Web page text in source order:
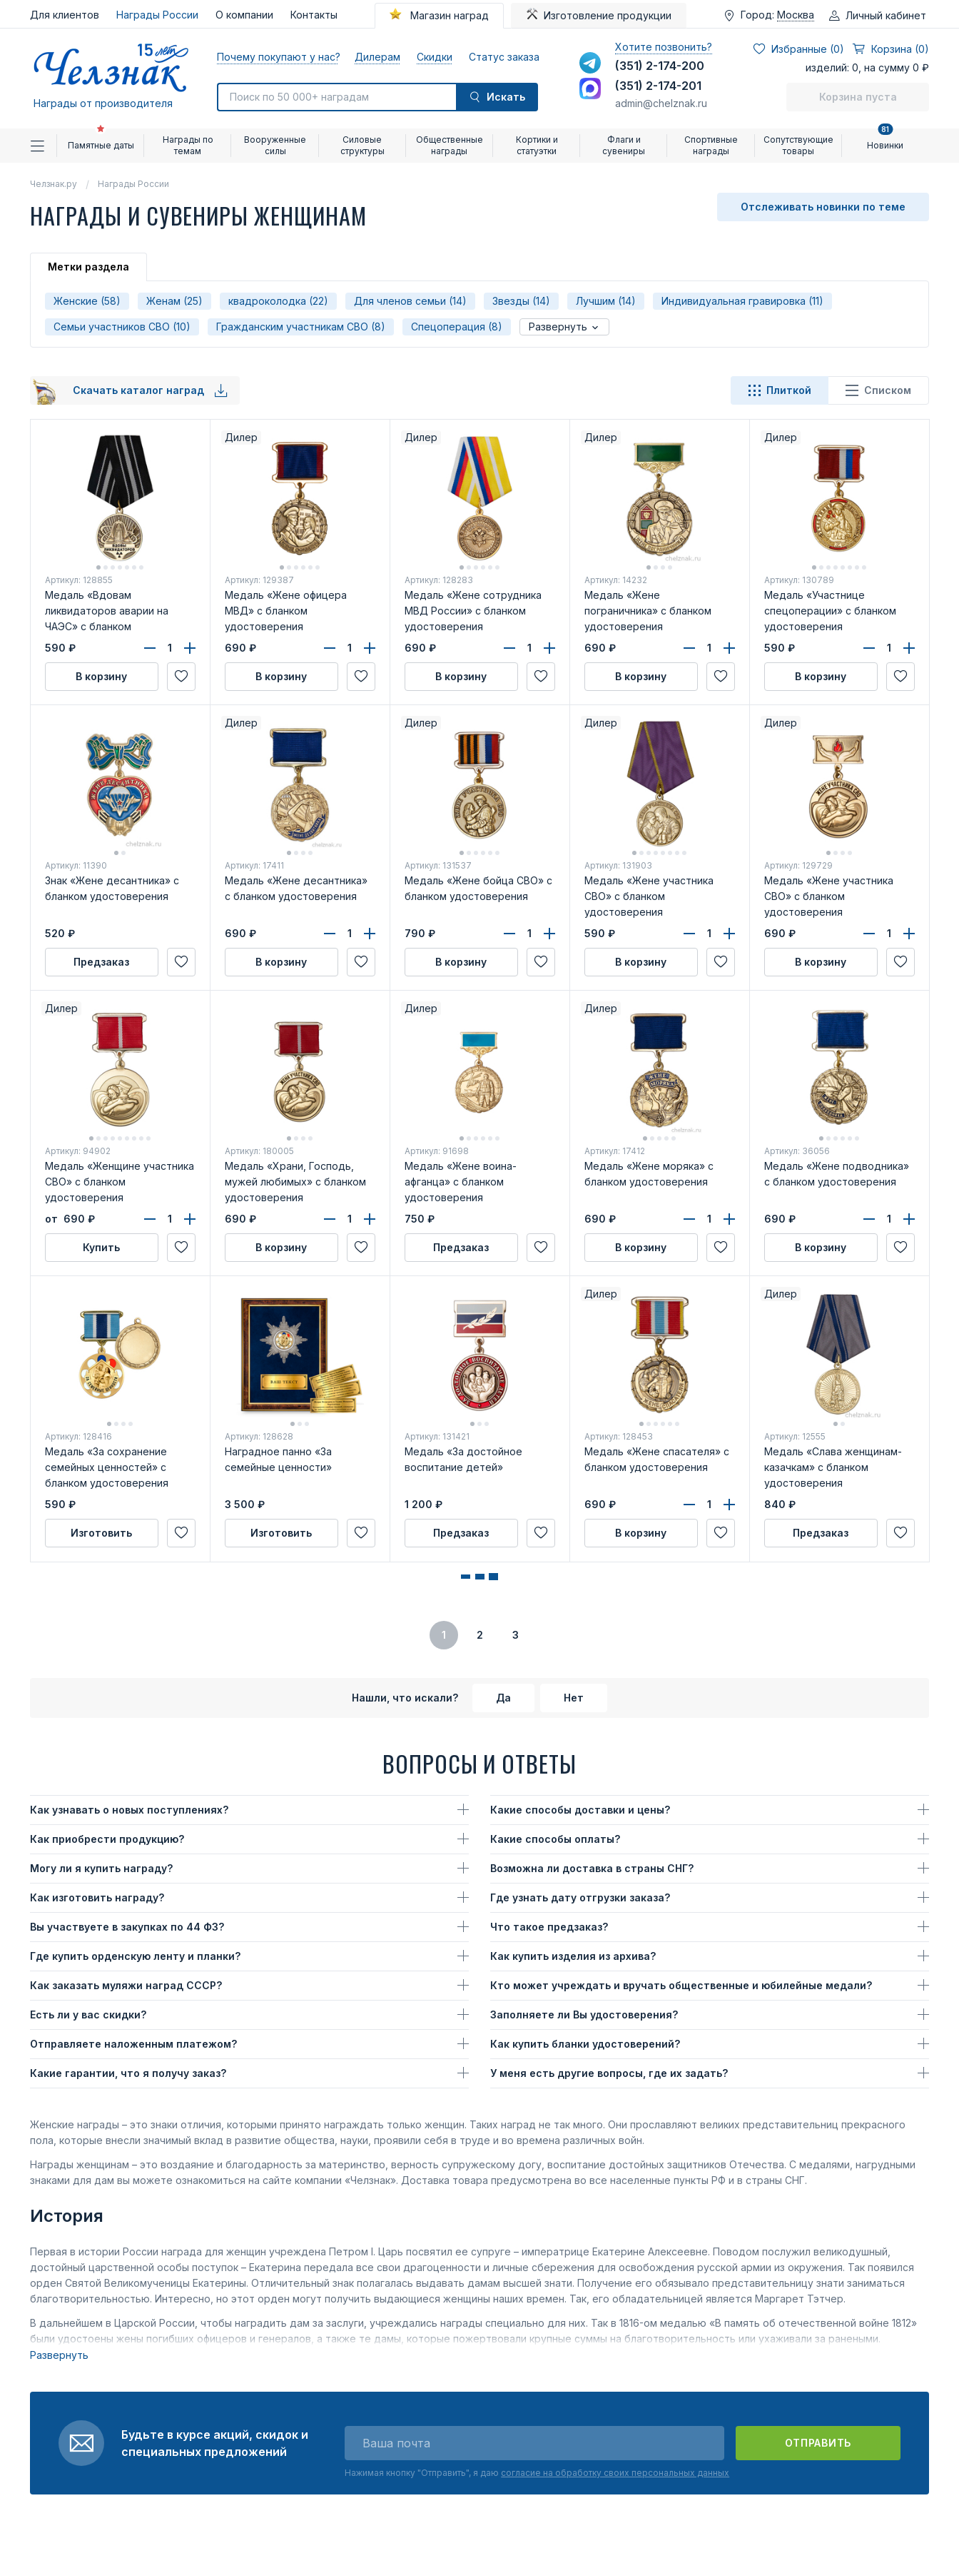
Для клиентов Награды России О компании Контакты Магазин наград Изготовление продукции Город: Москва Личный кабинет
Награды от производителя
Почему покупают у нас? Дилерам Скидки Статус заказа
Искать
Хотите позвонить?
(351) 2-174-200
(351) 2-174-201
admin@chelznak.ru
Избранные (0)
Корзина (0)
изделий: 0, на сумму 0 ₽
Корзина пуста
Памятные даты
Награды по
темам
Вооруженные
силы
Силовые
структуры
Общественные
награды
Кортики и
статуэтки
Флаги и
сувениры
Спортивные
награды
Сопутствующие
товары
Новинки
81
Челзнак.ру Награды России
НАГРАДЫ И СУВЕНИРЫ ЖЕНЩИНАМ Отслеживать новинки по теме
Метки раздела
Женские (58) Женам (25) квадроколодка (22) Для членов семьи (14) Звезды (14) Лучшим (14) Индивидуальная гравировка (11)
Семьи участников СВО (10) Гражданским участникам СВО (8) Спецоперация (8) Развернуть
Скачать каталог наград Плиткой Списком
Артикул: 128855
Медаль «Вдовам
ликвидаторов аварии на
ЧАЭС» с бланком
удостоверения
590 ₽
В корзину
Дилер
Артикул: 129387
Медаль «Жене офицера
МВД» с бланком
удостоверения
690 ₽
В корзину
Дилер
Артикул: 128283
Медаль «Жене сотрудника
МВД России» с бланком
удостоверения
690 ₽
В корзину
Дилер
Артикул: 14232
Медаль «Жене
пограничника» с бланком
удостоверения
690 ₽
В корзину
Дилер
Артикул: 130789
Медаль «Участнице
спецоперации» с бланком
удостоверения
590 ₽
В корзину
Артикул: 11390
Знак «Жене десантника» с
бланком удостоверения
520 ₽
Предзаказ
Дилер
Артикул: 17411
Медаль «Жене десантника»
с бланком удостоверения
690 ₽
В корзину
Дилер
Артикул: 131537
Медаль «Жене бойца СВО» с
бланком удостоверения
790 ₽
В корзину
Дилер
Артикул: 131903
Медаль «Жене участника
СВО» с бланком
удостоверения
590 ₽
В корзину
Дилер
Артикул: 129729
Медаль «Жене участника
СВО» с бланком
удостоверения
690 ₽
В корзину
Дилер
Артикул: 94902
Медаль «Женщине участника
СВО» с бланком
удостоверения
от 690 ₽
Купить
Артикул: 180005
Медаль «Храни, Господь,
мужей любимых» с бланком
удостоверения
690 ₽
В корзину
Дилер
Артикул: 91698
Медаль «Жене воина-
афганца» с бланком
удостоверения
750 ₽
Предзаказ
Дилер
Артикул: 17412
Медаль «Жене моряка» с
бланком удостоверения
690 ₽
В корзину
Артикул: 36056
Медаль «Жене подводника»
с бланком удостоверения
690 ₽
В корзину
Артикул: 128416
Медаль «За сохранение
семейных ценностей» с
бланком удостоверения
590 ₽
Изготовить
Артикул: 128628
Наградное панно «За
семейные ценности»
3 500 ₽
Изготовить
Артикул: 131421
Медаль «За достойное
воспитание детей»
1 200 ₽
Предзаказ
Дилер
Артикул: 128453
Медаль «Жене спасателя» с
бланком удостоверения
690 ₽
В корзину
Дилер
Артикул: 12555
Медаль «Слава женщинам-
казачкам» с бланком
удостоверения
840 ₽
Предзаказ
1 2 3
Нашли, что искали? Да Нет
ВОПРОСЫ И ОТВЕТЫ
Как узнавать о новых поступлениях?
Как приобрести продукцию?
Могу ли я купить награду?
Как изготовить награду?
Вы участвуете в закупках по 44 ФЗ?
Где купить орденскую ленту и планки?
Как заказать муляжи наград СССР?
Есть ли у вас скидки?
Отправляете наложенным платежом?
Какие гарантии, что я получу заказ?
Какие способы доставки и цены?
Какие способы оплаты?
Возможна ли доставка в страны СНГ?
Где узнать дату отгрузки заказа?
Что такое предзаказ?
Как купить изделия из архива?
Кто может учреждать и вручать общественные и юбилейные медали?
Заполняете ли Вы удостоверения?
Как купить бланки удостоверений?
У меня есть другие вопросы, где их задать?
Женские награды – это знаки отличия, которыми принято награждать только женщин. Таких наград не так много. Они прославляют великих представительниц прекрасного
пола, которые внесли значимый вклад в развитие общества, науки, проявили себя в труде и во времена различных войн.
Награды женщинам – это воздаяние и благодарность за материнство, верность супружескому догу, воспитание достойных защитников Отечества. С медалями, нагрудными
знаками для дам вы можете ознакомиться на сайте компании «Челзнак». Доставка товара предусмотрена во все населенные пункты РФ и в страны СНГ.
История
Первая в истории России награда для женщин учреждена Петром I. Царь посвятил ее супруге – императрице Екатерине Алексеевне. Поводом послужил великодушный,
достойный царственной особы поступок – Екатерина передала все свои драгоценности и личные сбережения для освобождения русской армии из окружения. Так появился
орден Святой Великомученицы Екатерины. Отличительный знак полагалась выдавать дамам высшей знати. Получение его обязывало представительницу знати заниматься
благотворительностью. Интересно, но этот орден могут получить выдающиеся женщины наших времен. Так, его обладательницей является Маргарет Тэтчер.
В дальнейшем в Царской России, чтобы наградить дам за заслуги, учреждались награды специально для них. Так в 1816-ом медалью «В память об отечественной войне 1812»
были удостоены жены погибших офицеров и генералов, а также те дамы, которые пожертвовали крупные суммы на благотворительность или ухаживали за ранеными.
Особое место среди отличительных знаков занимают так называемые «семейные награды». Они учреждены для жен десантников, пограничников, офицеров. Это
матери. В 1944-ом введен в действие Орден «Матери-героини», который вручался за рождение и воспитание 10 и более детей. Первые награды получили женщины, сыновья и
Развернуть
Будьте в курсе акций, скидок и
специальных предложений
ОТПРАВИТЬ
Нажимая кнопку "Отправить", я даю согласие на обработку своих персональных данных